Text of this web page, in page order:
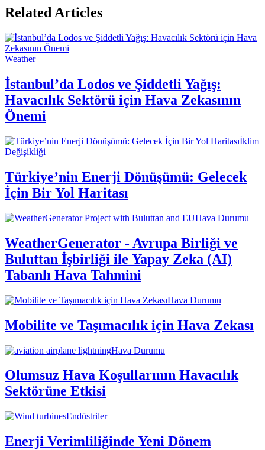
Related Articles
Weather
İstanbul’da Lodos ve Şiddetli Yağış:
Havacılık Sektörü için Hava Zekasının
Önemi
İklim
Değişikliği
Türkiye’nin Enerji Dönüşümü: Gelecek
İçin Bir Yol Haritası
Hava Durumu
WeatherGenerator - Avrupa Birliği ve
Buluttan İşbirliği ile Yapay Zeka (AI)
Tabanlı Hava Tahmini
Hava Durumu
Mobilite ve Taşımacılık için Hava Zekası
Hava Durumu
Olumsuz Hava Koşullarının Havacılık
Sektörüne Etkisi
Endüstriler
Enerji Verimliliğinde Yeni Dönem